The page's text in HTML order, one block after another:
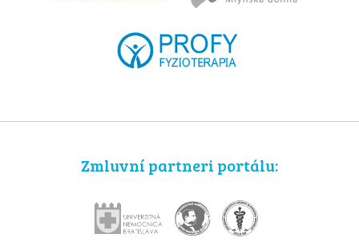
Zmluvní partneri portálu: